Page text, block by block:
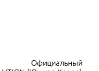
Официальный